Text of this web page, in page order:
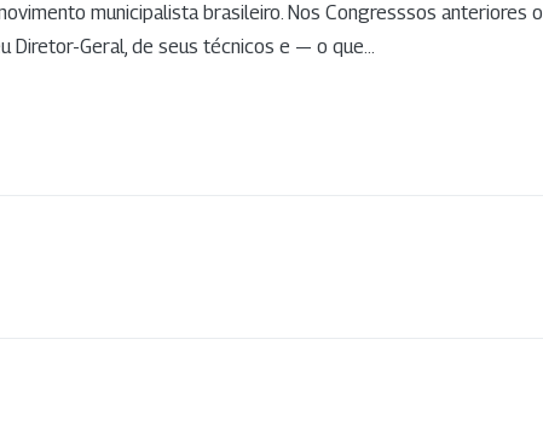
municipalista brasileiro. Nos Congresssos anteriores o
Diretor-Geral, de seus técnicos e — o que...